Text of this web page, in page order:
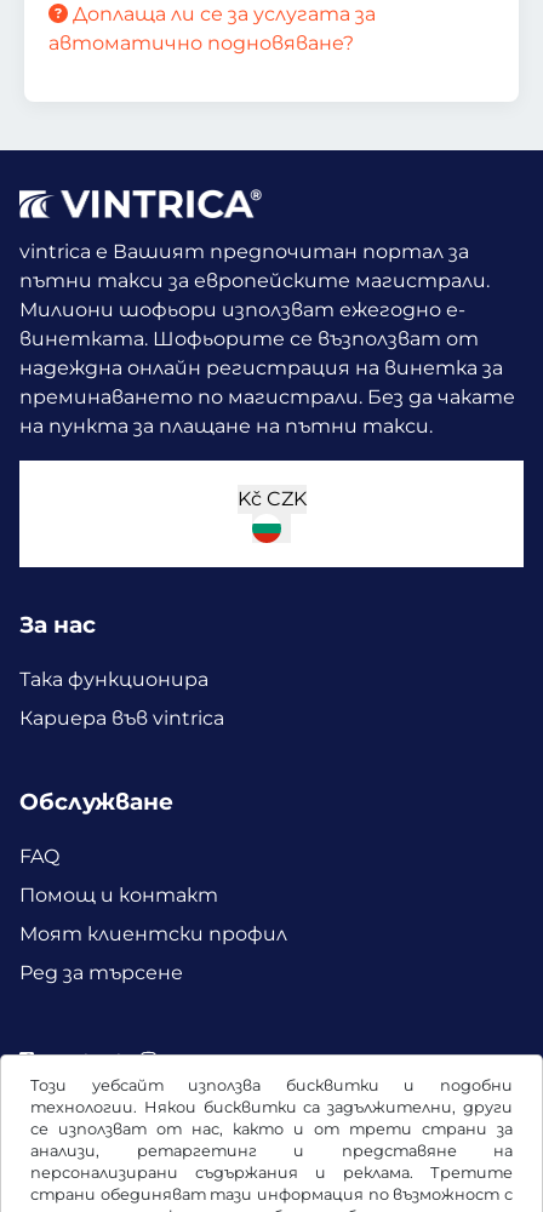
Този уебсайт използва бисквитки и подобни
технологии. Някои бисквитки са задължителни, други
се използват от нас, както и от трети страни за
анализи, ретаргетинг и представяне на
персонализирани съдържания и реклама. Третите
страни обединяват тази информация по възможност с
Доплаща ли се за услугата за
автоматично подновяване?
vintrica е Вашият предпочитан портал за
пътни такси за европейските магистрали.
Милиони шофьори използват ежегодно е-
винетката. Шофьорите се възползват от
надеждна онлайн регистрация на винетка за
преминаването по магистрали. Без да чакате
на пункта за плащане на пътни такси.
Kč CZK
За нас
Така функционира
Кариера във vintrica
Обслужване
FAQ
Помощ и контакт
Моят клиентски профил
Ред за търсене
Facebook Instagram